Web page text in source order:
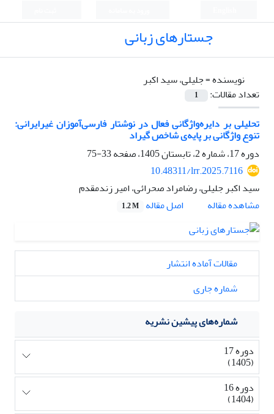
جستارهای زبانی
نویسنده =جلیلی، سید اکبر
تعداد مقالات:
1
تحلیلی بر دایره‌واژگانی فعال در نوشتار فارسی‌آموزان غیرایرانی:
تنوع واژگانی بر پایه‌ی شاخص گیراد
دوره 17، شماره 2، تابستان 1405، صفحه
33-75
10.48311/lrr.2025.7116
سید اکبر جلیلی، رضامراد صحرائی، امیر زندمقدم
مشاهده مقاله
اصل مقاله 1.2 M
مقالات آماده انتشار
شماره جاری
شماره‌های پیشین نشریه
دوره 17
(1405)
دوره 16
(1404)